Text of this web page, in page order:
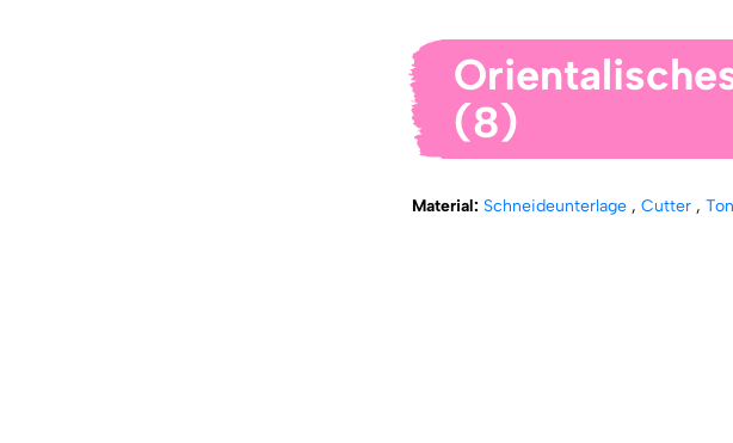
(8)
Material: Schneideunterlage ,Cutter ,